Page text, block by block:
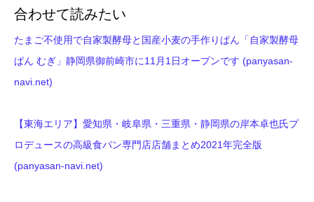
合わせて読みたい
たまご不使用で自家製酵母と国産小麦の手作りぱん「自家製酵母
ぱん むぎ」静岡県御前崎市に11月1日オープンです (panyasan-
navi.net)
【東海エリア】愛知県・岐阜県・三重県・静岡県の岸本卓也氏プ
ロデュースの高級食パン専門店店舗まとめ2021年完全版
(panyasan-navi.net)